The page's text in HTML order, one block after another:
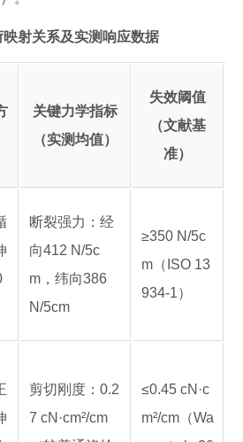
射关系及实测响应数据
关键力学指标
（实测均值）
失效阈值
（文献基
准）
断裂强力：经
向412 N/5c
m，纬向386
N/5cm
≥350 N/5c
m（ISO 13
934-1）
剪切刚度：0.2
7 cN·cm²/cm
≤0.45 cN·c
m²/cm（Wa